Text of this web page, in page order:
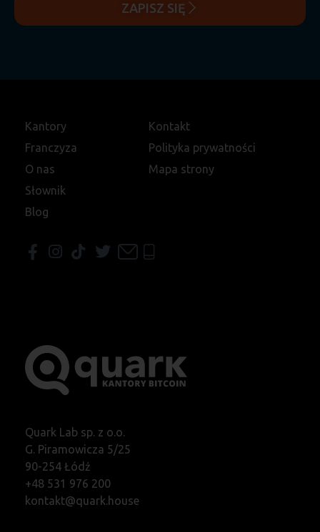
ZAPISZ SIĘ
Kantory
Franczyza
O nas
Słownik
Blog
Kontakt
Polityka prywatności
Mapa strony
Quark Lab sp. z o.o.
G. Piramowicza 5/25
90-254 Łódź
+48 531 976 200
kontakt@quark.house